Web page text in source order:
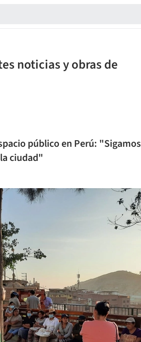
noticias y obras de
público en Perú: "Sigamos
ciudad"